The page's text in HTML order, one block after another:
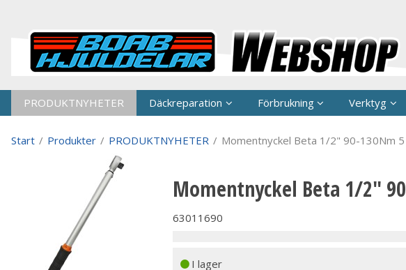
PRODUKTNYHETER Däckreparation Förbrukning Verktyg
Start / Produkter / PRODUKTNYHETER / Momentnyckel Beta 1/2" 90-130Nm 5
Momentnyckel Beta 1/2"
63011690
I lager